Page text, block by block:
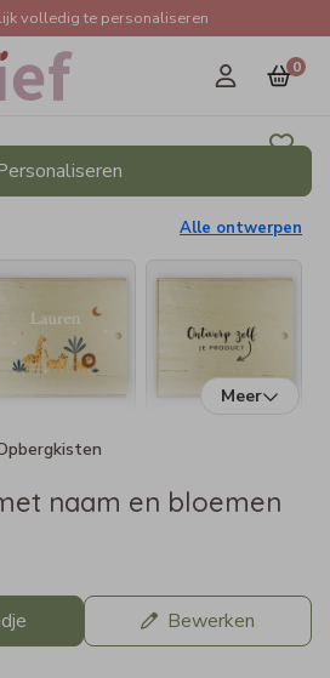
volledig te personaliseren
0
Alle ontwerpen
Meer
naam en bloemen
Bewerken